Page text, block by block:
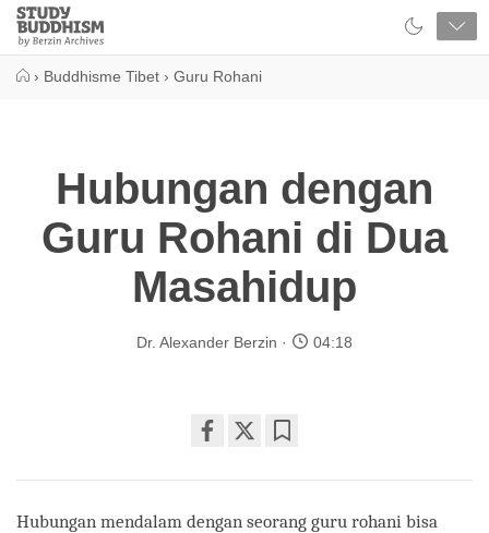
Close
Study
Buddhism
› Buddhisme Tibet › Guru Rohani
Hubungan dengan
Guru Rohani di Dua
Masahidup
Dr. Alexander Berzin 04:18
on
facebook
Hubungan mendalam dengan seorang guru rohani bisa